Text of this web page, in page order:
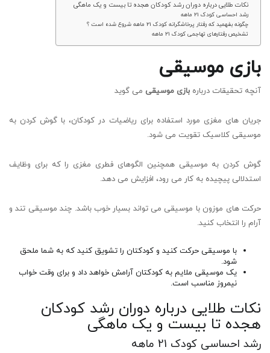
نکات طلایی درباره دوران رشد کودکان هجده تا بیست و یک ماهگی
رشد احساسی کودک 21 ماهه
چگونه بفهمید که رفتار پرخاشگرانه کودک 21 ماهه شروع شده است ؟
تشخیص رفتارهای تهاجمی کودک 21 ماهه
بازی موسیقی
آنچه تحقیقات درباره بازی موسیقی می گوید
جریان های مغزی مورد استفاده برای ریاضیات در کودکان، با گوش کردن به
موسیقی کلاسیک تقویت می شود.
گوش کردن به موسیقی همچنین الگوهای فطری مغزی را که برای وظایف
استدلالی پیچیده به کار می رود، افزایش می دهد.
حرکت های موزون با موسیقی می تواند بسیار خوب باشد. چند موسیقی تند و
آرام را انتخاب کنید.
با موسیقی حرکت کنید و کودکتان را تشویق کنید که به شما ملحق
شود.
یک موسیقی ملایم به کودکتان آرامش خواهد داد و برای وقت خواب
نیمروز مناسب است.
نکات طلایی درباره دوران رشد کودکان
هجده تا بیست و یک ماهگی
رشد احساسی کودک 21 ماهه